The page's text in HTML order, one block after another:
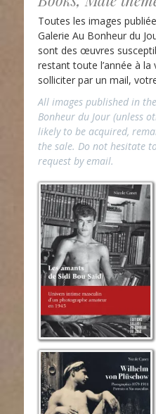
Toutes les images
Galerie Au Bonheur du
sont des œuvres
restant toute l’année à la
solliciter par un mail,
All images published in
Bonheur du Jour (unless
likely to be acquired,
the sale. Do not hesitate
request by email.